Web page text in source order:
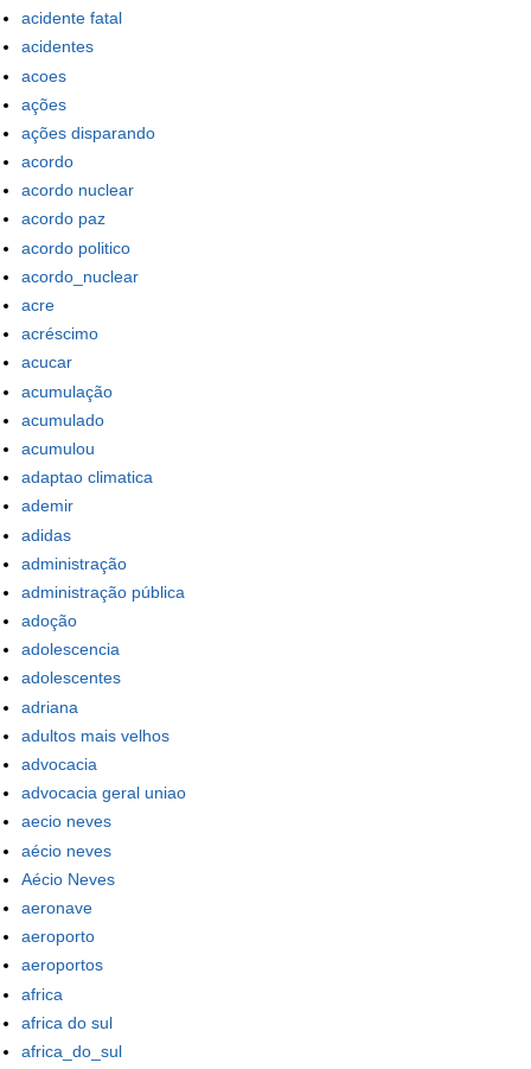
acidente fatal
acidentes
acoes
ações
ações disparando
acordo
acordo nuclear
acordo paz
acordo politico
acordo_nuclear
acre
acréscimo
acucar
acumulação
acumulado
acumulou
adaptao climatica
ademir
adidas
administração
administração pública
adoção
adolescencia
adolescentes
adriana
adultos mais velhos
advocacia
advocacia geral uniao
aecio neves
aécio neves
Aécio Neves
aeronave
aeroporto
aeroportos
africa
africa do sul
africa_do_sul